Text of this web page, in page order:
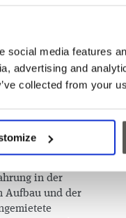
media features
advertising and
collected from your
Kriterien. Die gute
Geschäftsnetzwerk
zu den
im Gange, viele
Stellen
grosses
geplant.
in der
Aufbau und der